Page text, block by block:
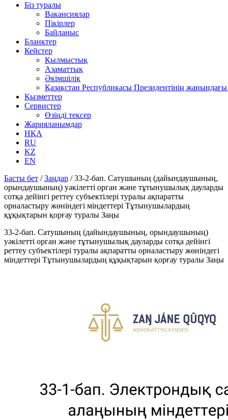
Біз туралы
Вакансиялар
Пікірлер
Байланыс
Бланктер
Кейстер
Қылмыстық
Азаматтық
Әкімшілік
Қазақстан Республикасы Президентінің
Қызметтер
Сервистер
Өзіңді тексер
Жарияланымдар
НҚА
RU
KZ
EN
Басты бет /Заңдар /33-2-бап. Сатушының (дайындаушының,
орындаушының) уәкілетті орган және тұтынушылық дауларды
сотқа дейінгі реттеу субъектілері туралы ақпаратты
орналастыру жөніндегі міндеттері Тұтынушылардың
құқықтарын қорғау туралы Заңы
33-2-бап. Сатушының (дайындаушының, орындаушының)
уәкілетті орган және тұтынушылық дауларды сотқа дейінгі
реттеу субъектілері туралы ақпаратты орналастыру жөніндегі
міндеттері Тұтынушылардың құқықтарын қорғау туралы Заңы